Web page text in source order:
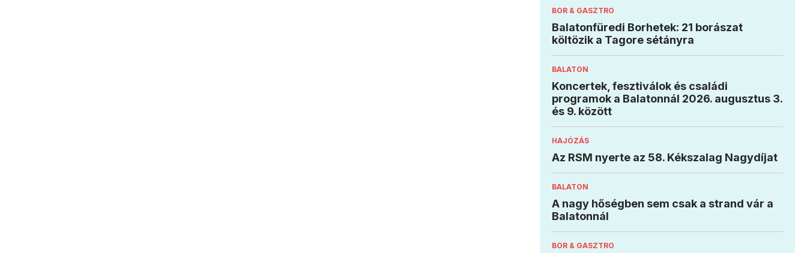
BOR & GASZTRO
Balatonfüredi Borhetek: 21 borászat
költözik a Tagore sétányra
BALATON
Koncertek, fesztiválok és családi
programok a Balatonnál 2026. augusztus 3.
és 9. között
HAJÓZÁS
Az RSM nyerte az 58. Kékszalag Nagydíjat
BALATON
A nagy hőségben sem csak a strand vár a
Balatonnál
BOR & GASZTRO